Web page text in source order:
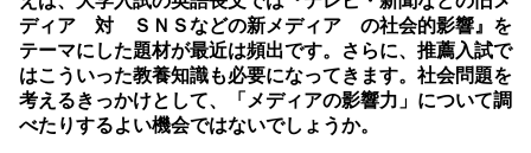
ディア 対 ＳＮＳなどの新メディア の社会的影響』を
テーマにした題材が最近は頻出です。さらに、推薦入試で
はこういった教養知識も必要になってきます。社会問題を
考えるきっかけとして、「メディアの影響力」について調
べたりするよい機会ではないでしょうか。